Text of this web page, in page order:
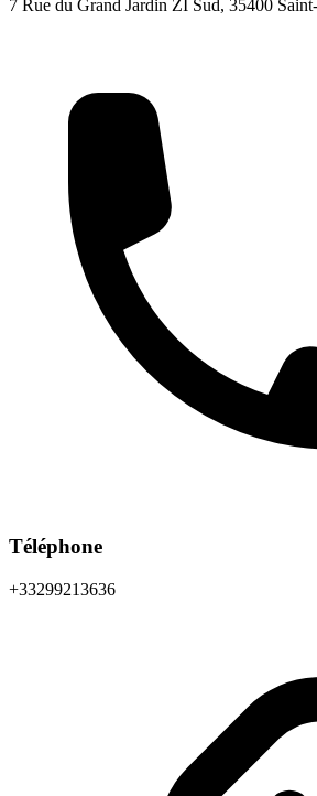
7 Rue du Grand Jardin ZI Sud, 35400
Téléphone
+33299213636